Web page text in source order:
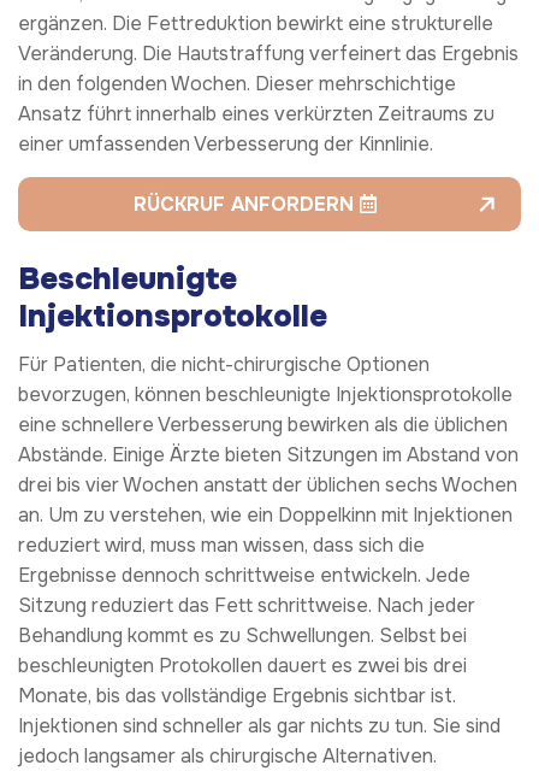
ergänzen. Die Fettreduktion bewirkt eine strukturelle
Veränderung. Die Hautstraffung verfeinert das Ergebnis
in den folgenden Wochen. Dieser mehrschichtige
Ansatz führt innerhalb eines verkürzten Zeitraums zu
einer umfassenden Verbesserung der Kinnlinie.
RÜCKRUF ANFORDERN
Beschleunigte
Injektionsprotokolle
Für Patienten, die nicht-chirurgische Optionen
bevorzugen, können beschleunigte Injektionsprotokolle
eine schnellere Verbesserung bewirken als die üblichen
Abstände. Einige Ärzte bieten Sitzungen im Abstand von
drei bis vier Wochen anstatt der üblichen sechs Wochen
an. Um zu verstehen, wie ein Doppelkinn mit Injektionen
reduziert wird, muss man wissen, dass sich die
Ergebnisse dennoch schrittweise entwickeln. Jede
Sitzung reduziert das Fett schrittweise. Nach jeder
Behandlung kommt es zu Schwellungen. Selbst bei
beschleunigten Protokollen dauert es zwei bis drei
Monate, bis das vollständige Ergebnis sichtbar ist.
Injektionen sind schneller als gar nichts zu tun. Sie sind
jedoch langsamer als chirurgische Alternativen.